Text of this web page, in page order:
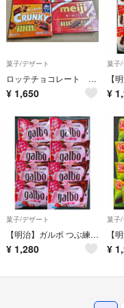
菓子/デザート
ロッテチョコレート 明治 チョコレート お菓子 ミルクチョコレート クランキーチ
¥ 1,650
菓子/
¥
菓子/デザート
【明治】ガルボ つぶ練り苺37g×8袋
¥ 1,280
菓子/
¥